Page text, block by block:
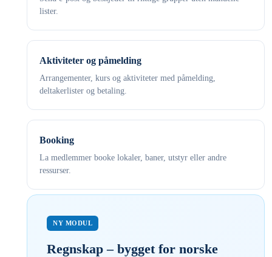
lister.
Aktiviteter og påmelding
Arrangementer, kurs og aktiviteter med påmelding,
deltakerlister og betaling.
Booking
La medlemmer booke lokaler, baner, utstyr eller andre
ressurser.
NY MODUL
Regnskap – bygget for norske